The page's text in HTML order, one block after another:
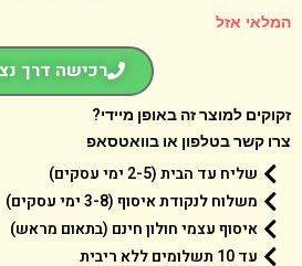
אזל
רכישה דרך נציג
למוצר זה באופן מיידי?
קשר בטלפון או בוואטסאפ
שליח עד הבית (2-5 ימי עסקים)
משלוח לנקודת איסוף (3-8 ימי עסקים)
איסוף עצמי חולון חינם (בתאום מראש)
עד 10 תשלומים ללא ריבית